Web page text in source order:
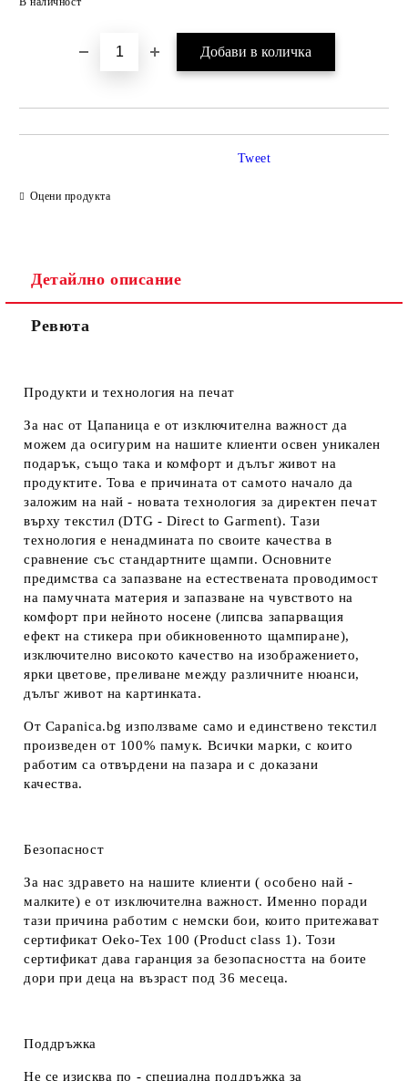
Оцени продукта
Tweet
Детайлно описание
Ревюта
Продукти и технология на печат
За нас от Цапаница е от изключителна важност да
можем да осигурим на нашите клиенти освен уникален
подарък, също така и комфорт и дълъг живот на
продуктите. Това е причината от самото начало да
заложим на най - новата технология за директен печат
върху текстил (DTG - Direct to Garment). Тази
технология е ненадмината по своите качества в
сравнение със стандартните щампи. Основните
предимства са запазване на естествената проводимост
на памучната материя и запазване на чувството на
комфорт при нейното носене (липсва запарващия
ефект на стикера при обикновенното щампиране),
изключително високото качество на изображението,
ярки цветове, преливане между различните нюанси,
дълъг живот на картинката.
От Capanica.bg използваме само и единствено текстил
произведен от 100% памук. Всички марки, с които
работим са отвърдени на пазара и с доказани
качества.
Безопасност
За нас здравето на нашите клиенти ( особено най -
малките) е от изключителна важност. Именно поради
тази причина работим с немски бои, които притежават
сертификат Oeko-Tex 100 (Product class 1). Този
сертификат дава гаранция за безопасността на боите
дори при деца на възраст под 36 месеца.
Поддръжка
Не се изисква по - специална поддръжка за